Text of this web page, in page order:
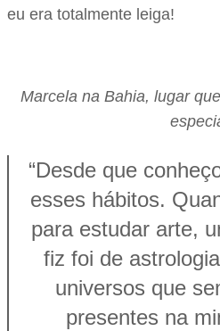
eu era totalmente leiga!
Marcela na Bahia, lugar
“Desde que
esses hábitos.
para estudar arte,
fiz foi de
universos que
presentes na